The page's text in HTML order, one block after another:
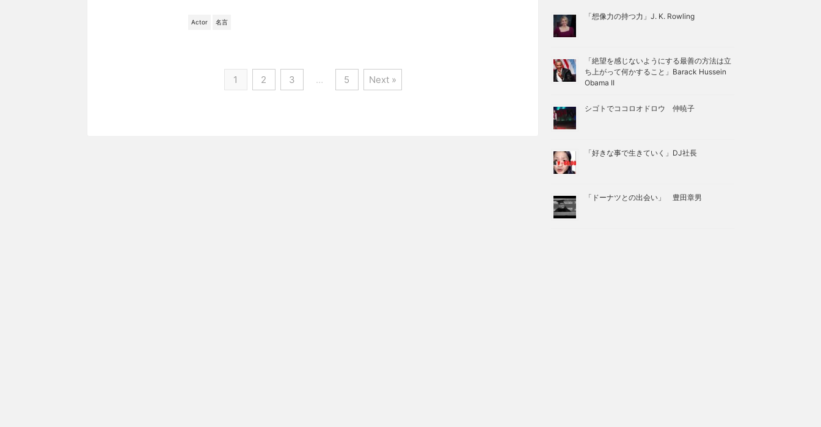
b
o
Actor 名言
1 2 3 … 5 Next »
「想像力の持つ力」J. K. Rowling
「絶望を感じないようにする最善の方法は立
ち上がって何かすること」Barack Hussein
Obama II
シゴトでココロオドロウ 仲暁子
「好きな事で生きていく」DJ社長
「ドーナツとの出会い」 豊田章男